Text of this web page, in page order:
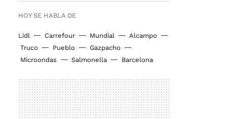
HOY SE HABLA DE
Lidl Carrefour Mundial
Alcampo
Truco
Pueblo
Gazpacho
Microondas
Salmonella Barcelona